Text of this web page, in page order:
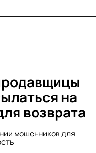
на
возврата
мошенников для